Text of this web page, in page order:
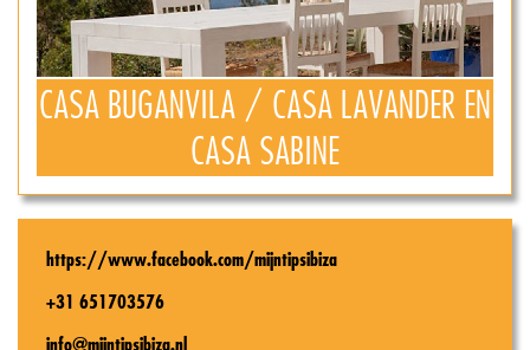
CASA BUGANVILA / CASA LAVANDER EN
CASA SABINE
https://www.facebook.com/mijntipsibiza
+31 651703576
info@mijntipsibiza.nl